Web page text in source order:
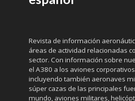
Revista de información
áreas de actividad relacionadas
sector. Con información sobre
el A380 a los aviones
incluyendo también aeronaves
súper cazas de las principales
mundo, aviones militares,